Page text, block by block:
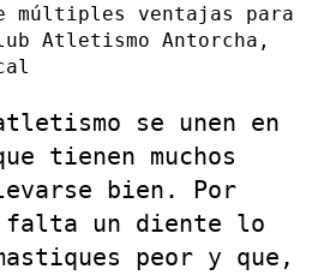
múltiples ventajas para
Atletismo Antorcha,
se unen en
tienen muchos
bien. Por
un diente lo
peor y que,